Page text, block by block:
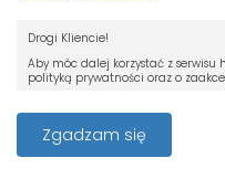
DIN 208 A
79.19 PLN /szt.
Drogi Kliencie!
Aby móc dalej korzystać z serwisu
polityką prywatności oraz o
Z dniem 25 maja 2018 r.
Parlamentu Europejskiego i Rady
sprawie ochrony osób fizycznych
Zgadzam się